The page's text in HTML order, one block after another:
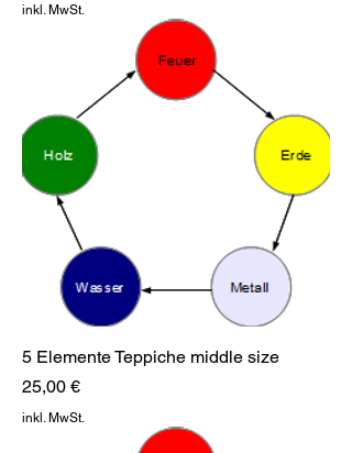
inkl. MwSt.
5 Elemente Teppiche middle size
Preis
25,00 €
inkl. MwSt.